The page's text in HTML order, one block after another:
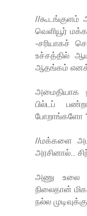
//கூடங்குளம்
வெளியூர்
-சரியாகச்
உச்சத்தில்
ஆதங்கம்
அமைதியாக
பில்டப்
போறாங்களோ
//மக்களை
அரசினால்..
அணு உலை
நிலைதான்
நல்ல